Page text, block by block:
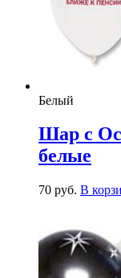
Белый
Шар с
белые
70 руб. В